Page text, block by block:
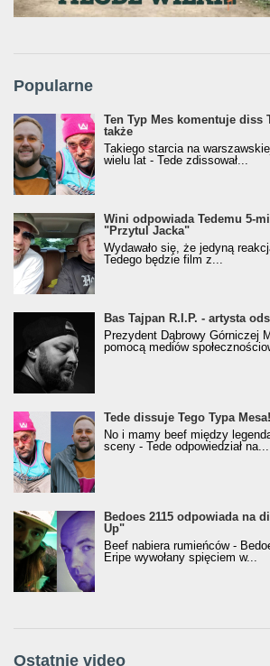
Popularne
Ten Typ Mes komentuje diss
także
Takiego starcia na
wielu lat - Tede zdissował...
Wini odpowiada Tedemu 5-
"Przytul Jacka"
Wydawało się, że jedyną
Tedego będzie film z...
Bas Tajpan R.I.P. - artysta
Prezydent Dąbrowy Górniczej
pomocą mediów
Tede dissuje Tego Typa
No i mamy beef między
sceny - Tede odpowiedział na...
Bedoes 2115 odpowiada na
Up"
Beef nabiera rumieńców -
Eripe wywołany spięciem w...
Ostatnie video